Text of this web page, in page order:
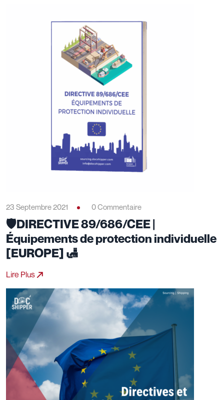
23 Septembre 2021 0 Commentaire
🛡️DIRECTIVE 89/686/CEE |
Équipements de protection individuelle
[EUROPE] 🛃
Lire Plus